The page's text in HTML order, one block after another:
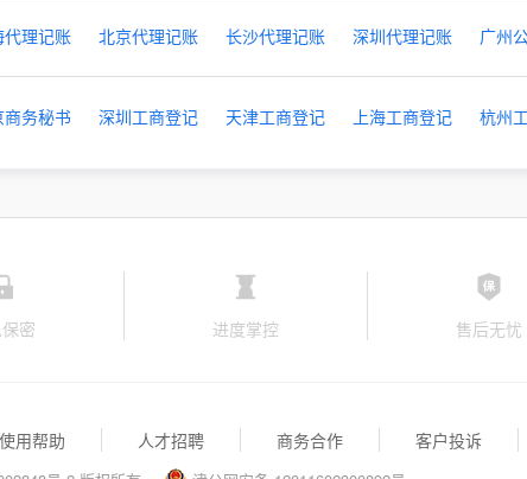
代理记账 北京代理记账 长沙代理记账 深圳代理记账 广州
商务秘书 深圳工商登记 天津工商登记 上海工商登记 杭州
密 进度掌控 售后无忧
使用帮助 人才招聘 商务合作 客户投诉